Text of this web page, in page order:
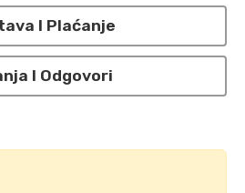
I Plaćanje
I Odgovori